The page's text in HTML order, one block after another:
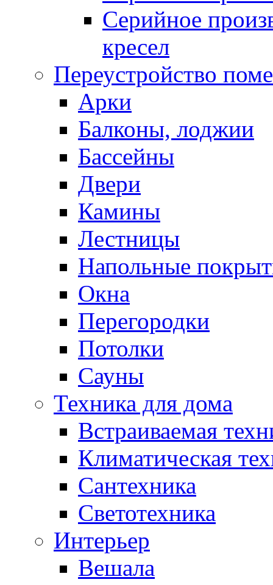
Серийное
кресел
Переустройство
Арки
Балконы, лоджии
Бассейны
Двери
Камины
Лестницы
Напольные
Окна
Перегородки
Потолки
Сауны
Техника для дома
Встраиваемая
Климатическая
Сантехника
Светотехника
Интерьер
Вешала